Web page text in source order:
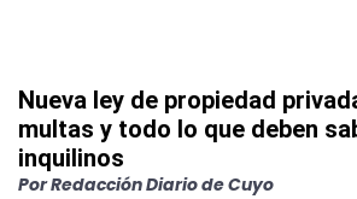
Nueva ley de propiedad
multas y todo lo que deben
inquilinos
PorRedacción Diario de Cuyo